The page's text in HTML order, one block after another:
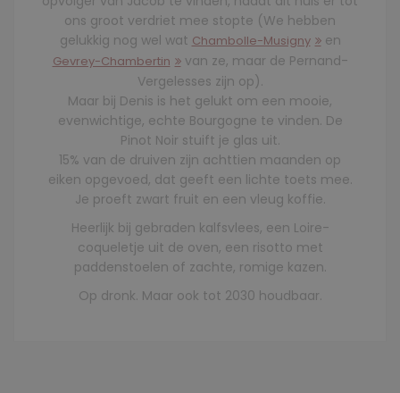
ons groot verdriet mee stopte (We hebben
gelukkig nog wel wat Chambolle-Musigny en
Gevrey-Chambertin
van ze, maar de Pernand-
Vergelesses zijn op).
Maar bij Denis is het gelukt om een mooie,
evenwichtige, echte Bourgogne te vinden. De
Pinot Noir stuift je glas uit.
15% van de druiven zijn achttien maanden op
eiken opgevoed, dat geeft een lichte toets mee.
Je proeft zwart fruit en een vleug koffie.
Heerlijk bij gebraden kalfsvlees, een Loire-
coqueletje uit de oven, een risotto met
paddenstoelen of zachte, romige kazen.
Op dronk. Maar ook tot 2030 houdbaar.